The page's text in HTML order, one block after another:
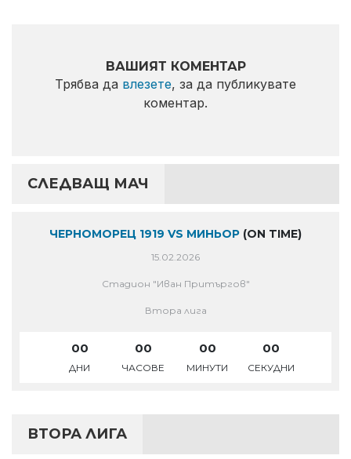
ВАШИЯТ КОМЕНТАР
Трябва да влезете, за да публикувате
коментар.
СЛЕДВАЩ МАЧ
ЧЕРНОМОРЕЦ 1919 VS МИНЬОР (ON TIME)
15.02.2026
Стадион "Иван Притъргов"
Втора лига
00
ДНИ
00
ЧАСОВЕ
00
МИНУТИ
00
СЕКУДНИ
ВТОРА ЛИГА